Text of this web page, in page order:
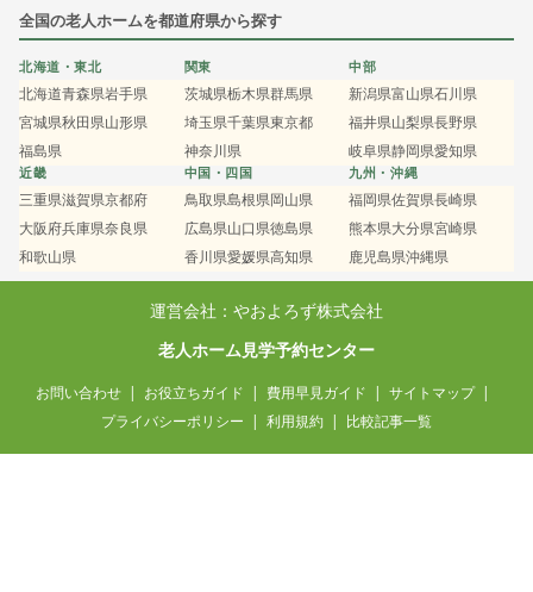
全国の老人ホームを都道府県から探す
北海道・東北
北海道青森県岩手県
宮城県秋田県山形県
福島県
関東
茨城県栃木県群馬県
埼玉県千葉県東京都
神奈川県
中部
新潟県富山県石川県
福井県山梨県長野県
岐阜県静岡県愛知県
近畿
三重県滋賀県京都府
大阪府兵庫県奈良県
和歌山県
中国・四国
鳥取県島根県岡山県
広島県山口県徳島県
香川県愛媛県高知県
九州・沖縄
福岡県佐賀県長崎県
熊本県大分県宮崎県
鹿児島県沖縄県
運営会社：やおよろず株式会社
老人ホーム見学予約センター
お問い合わせ お役立ちガイド 費用早見ガイド
サイトマップ
プライバシーポリシー
利用規約 比較記事一覧